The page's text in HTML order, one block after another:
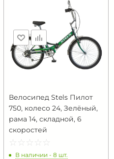
Велосипед Stels Пилот
750, колесо 24, Зелёный,
рама 14, складной, 6
скоростей
☆ ☆ ☆ ☆ ☆
★ ★ ★ ★ ★
В наличии - 8 шт.